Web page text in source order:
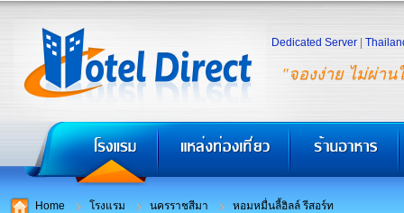
"จองง่าย ไม่ผ่าน
Dedicated Server
Home โรงแรม นครราชสีมา หอมหมื่นลี้ฮิลล์ รีสอร์ท